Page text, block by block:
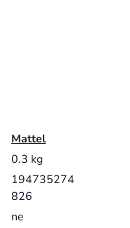
Mattel
0.3 kg
194735274
826
ne